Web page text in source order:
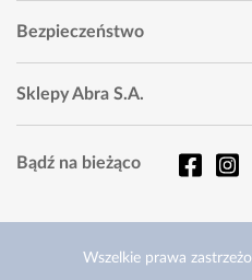
Bezpieczeństwo
Sklepy Abra S.A.
Bądź na bieżąco
Wszelkie prawa